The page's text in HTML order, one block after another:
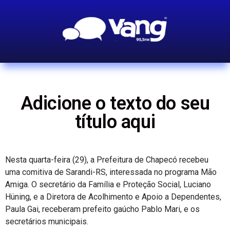
Adicione o texto do seu
título aqui
Nesta quarta-feira (29), a Prefeitura de Chapecó recebeu
uma comitiva de Sarandi-RS, interessada no programa Mão
Amiga. O secretário da Família e Proteção Social, Luciano
Hüning, e a Diretora de Acolhimento e Apoio a Dependentes,
Paula Gai, receberam prefeito gaúcho Pablo Mari, e os
secretários municipais.